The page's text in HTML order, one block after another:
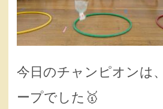
今日のチャンピオンは
ープでした🥇